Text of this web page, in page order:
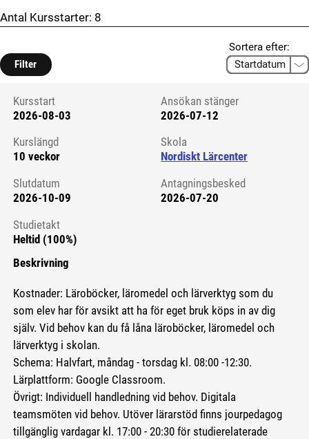
Antal Kursstarter: 8
Filter
Sortera efter:
Kursstart 6246713
Kursstart
2026-08-03
Ansökan stänger
2026-07-12
Kurslängd
10 veckor
Skola
Nordiskt Lärcenter
Slutdatum
2026-10-09
Antagningsbesked
2026-07-20
Studietakt
Heltid (100%)
Beskrivning
Kostnader: Läroböcker, läromedel och lärverktyg som du
som elev har för avsikt att ha för eget bruk köps in av dig
själv. Vid behov kan du få låna läroböcker, läromedel och
lärverktyg i skolan.
Schema: Halvfart, måndag - torsdag kl. 08:00 -12:30.
Lärplattform: Google Classroom.
Övrigt: Individuell handledning vid behov. Digitala
teamsmöten vid behov. Utöver lärarstöd finns jourpedagog
tillgänglig vardagar kl. 17:00 - 20:30 för studierelaterade